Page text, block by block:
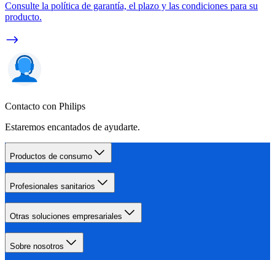
Consulte la política de garantía, el plazo y las condiciones para su
producto.
Contacto con Philips
Estaremos encantados de ayudarte.
Productos de consumo
Profesionales sanitarios
Otras soluciones empresariales
Sobre nosotros